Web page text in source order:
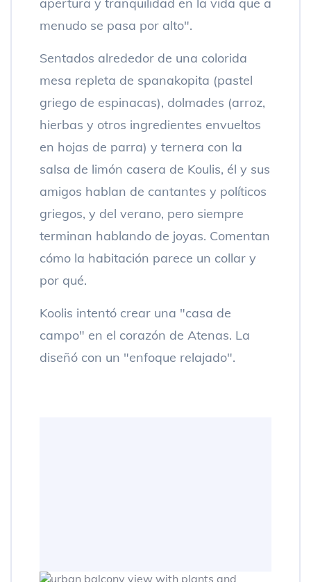
menudo se pasa por alto".
Sentados alrededor de una colorida
mesa repleta de spanakopita (pastel
griego de espinacas), dolmades (arroz,
hierbas y otros ingredientes envueltos
en hojas de parra) y ternera con la
salsa de limón casera de Koulis, él y sus
amigos hablan de cantantes y políticos
griegos, y del verano, pero siempre
terminan hablando de joyas. Comentan
cómo la habitación parece un collar y
por qué.
Koolis intentó crear una "casa de
campo" en el corazón de Atenas. La
diseñó con un "enfoque relajado".